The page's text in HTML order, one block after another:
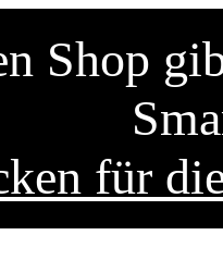
Shop
für